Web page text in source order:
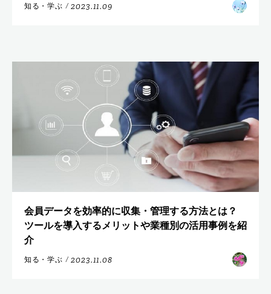
知る・学ぶ / 2023.11.09
会員データを効率的に収集・管理する方法とは？
ツールを導入するメリットや業種別の活用事例を紹
介
知る・学ぶ / 2023.11.08